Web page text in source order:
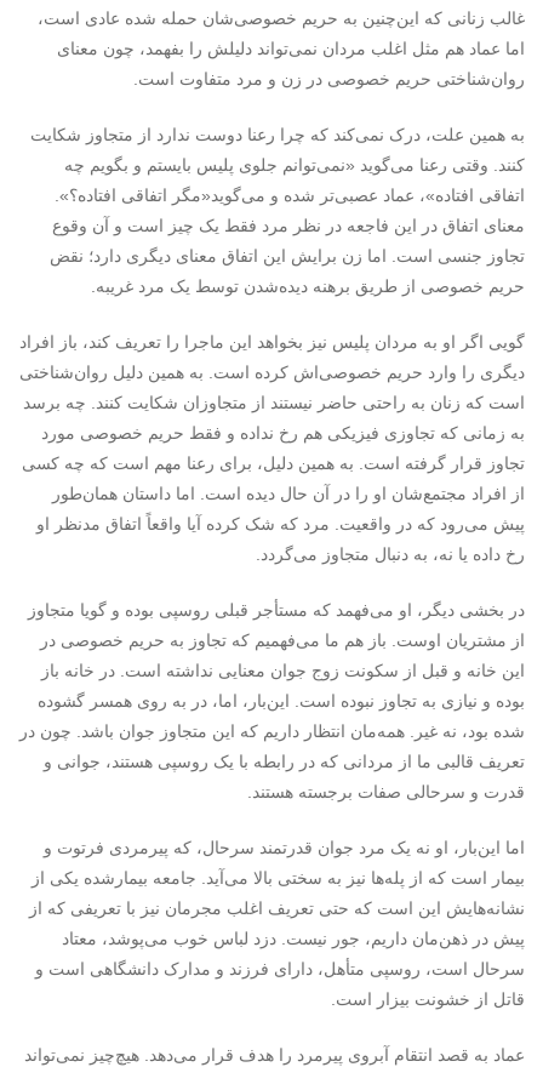
غالب زنانی که این‌چنین به حریم خصوصی‌شان حمله شده عادی است،
اما عماد هم مثل اغلب مردان نمی‌تواند دلیلش را بفهمد، چون معنای
روان‌شناختی حریم خصوصی در زن و مرد متفاوت است.
به همین علت، درک نمی‌کند که چرا رعنا دوست ندارد از متجاوز شکایت
کنند. وقتی رعنا می‌گوید «نمی‌توانم جلوی پلیس بایستم و بگویم چه
اتفاقی افتاده»، عماد عصبی‌تر شده و می‌گوید«مگر اتفاقی افتاده؟».
معنای اتفاق در این فاجعه در نظر مرد فقط یک چیز است و آن وقوع
تجاوز جنسی است. اما زن برایش این اتفاق معنای دیگری دارد؛ نقض
حریم خصوصی از طریق برهنه دیده‌شدن توسط یک مرد غریبه.
گویی اگر او به مردان پلیس نیز بخواهد این ماجرا را تعریف کند، باز افراد
دیگری را وارد حریم خصوصی‌اش کرده است. به همین دلیل روان‌شناختی
است که زنان به راحتی حاضر نیستند از متجاوزان شکایت کنند. چه برسد
به زمانی که تجاوزی فیزیکی هم رخ نداده و فقط حریم خصوصی مورد
تجاوز قرار گرفته است. به همین دلیل، برای رعنا مهم است که چه کسی
از افراد مجتمع‌شان او را در آن حال دیده است. اما داستان همان‌طور
پیش می‌رود که در واقعیت. مرد که شک کرده آیا واقعاً اتفاق مدنظر او
رخ داده یا نه، به دنبال متجاوز می‌گردد.
در بخشی دیگر، او می‌فهمد که مستأجر قبلی روسپی بوده و گویا متجاوز
از مشتریان اوست. باز هم ما می‌فهمیم که تجاوز به حریم خصوصی در
این خانه و قبل از سکونت زوج جوان معنایی نداشته است. در خانه باز
بوده و نیازی به تجاوز نبوده است. این‌بار، اما، در به روی همسر گشوده
شده بود، نه غیر. همه‌مان انتظار داریم که این متجاوز جوان باشد. چون در
تعریف قالبی ما از مردانی که در رابطه با یک روسپی هستند، جوانی و
قدرت و سرحالی صفات برجسته هستند.
اما این‌بار، او نه یک مرد جوان قدرتمند سرحال، که پیرمردی فرتوت و
بیمار است که از پله‌ها نیز به سختی بالا می‌آید. جامعه بیمارشده یکی از
نشانه‌هایش این است که حتی تعریف اغلب مجرمان نیز با تعریفی که از
پیش در ذهن‌مان داریم، جور نیست. دزد لباس خوب می‌پوشد، معتاد
سرحال است، روسپی متأهل، دارای فرزند و مدارک دانشگاهی است و
قاتل از خشونت بیزار است.
عماد به قصد انتقام آبروی پیرمرد را هدف قرار می‌دهد. هیچ‌چیز نمی‌تواند